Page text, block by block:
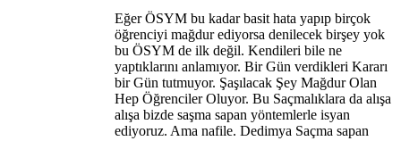
Eğer ÖSYM bu kadar basit hata yapıp birçok
öğrenciyi mağdur ediyorsa denilecek birşey yok
bu ÖSYM de ilk değil. Kendileri bile ne
yaptıklarını anlamıyor. Bir Gün verdikleri Kararı
bir Gün tutmuyor. Şaşılacak Şey Mağdur Olan
Hep Öğrenciler Oluyor. Bu Saçmalıklara da alışa
alışa bizde saşma sapan yöntemlerle isyan
ediyoruz. Ama nafile. Dedimya Saçma sapan